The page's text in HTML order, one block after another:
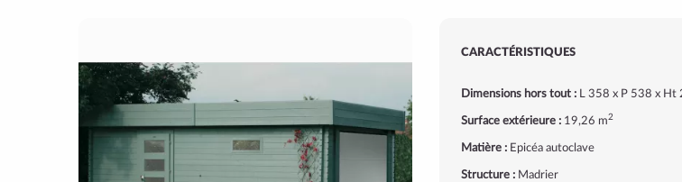
CARACTÉRISTIQUES
Dimensions hors tout :L 358 x P 538 x Ht
Surface extérieure :19,26 m2
Matière :Epicéa autoclave
Structure :Madrier